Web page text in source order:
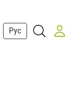
Рус